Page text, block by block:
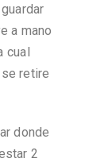
a mano
cual
retire
donde
2